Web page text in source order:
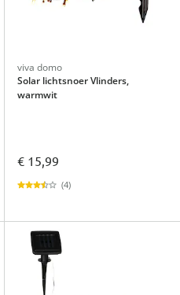
viva domo
Solar lichtsnoer Vlinders,
warmwit
€ 15,99
(4)